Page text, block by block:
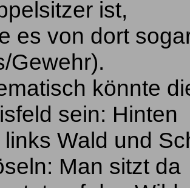
ist,
es von dort
Gewehr).
könnte
sein: Hinten
links Wald und
Man sitzt da